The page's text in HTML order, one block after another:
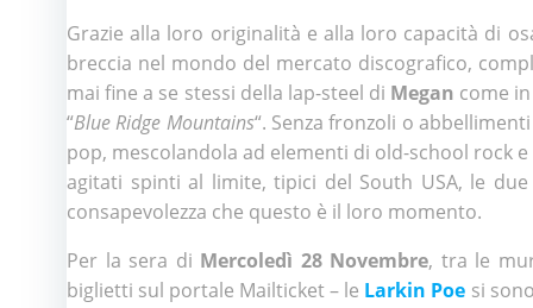
Grazie alla loro originalità e alla loro capacità di
breccia nel mondo del mercato discografico,
mai fine a se stessi della lap-steel di Megan come in
“Blue Ridge Mountains“. Senza fronzoli o
pop, mescolandola ad elementi di old-school rock e
agitati spinti al limite, tipici del South USA, le
consapevolezza che questo è il loro momento.
Per la sera di Mercoledì 28 Novembre, tra le
biglietti sul portale Mailticket – le Larkin Poe si